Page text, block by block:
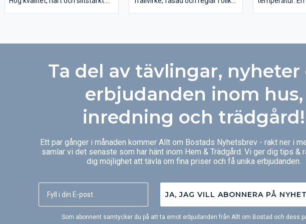
virket hög
träslag som
normalt sätt
rötbeständigt
efter denna
vackra, bruna
igenom hela
tex trägolv
med en
som Cederträ.
Ta del av tävlingar, nyheter
erbjudanden inom hus,
inredning och trädgård!
Ett par gånger i månaden kommer Allt om Bostads Nyhetsbrev - rakt ner i
samlar vi det senaste som har hänt inom Hem & Trädgård. Vi ger dig tips &
dig möjlighet att tävla om fina priser och få unika erbjudanden.
JA, JAG VILL ABONNERA PÅ
Som abonnent samtycker du på att ta emot erbjudanden från Allt om Bostad och dess